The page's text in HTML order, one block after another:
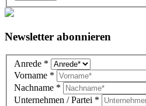
Newsletter abonnieren
Newsletter
DE
(Gutenberg
block)
Anrede *
Vorname *
Nachname *
Unternehmen / Partei *